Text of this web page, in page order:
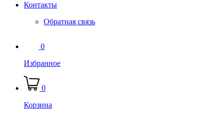
Контакты
Обратная связь
0
Избранное
0
Корзина